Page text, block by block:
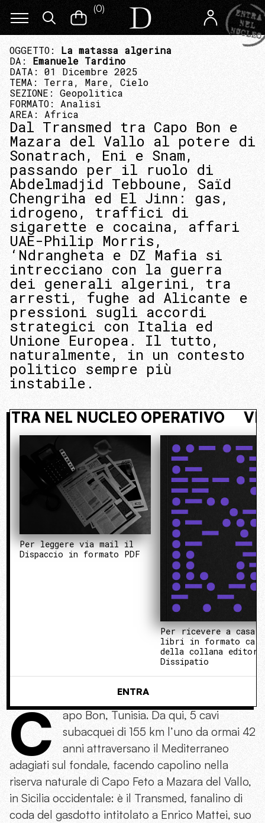
(0)
OGGETTO: La matassa algerina
DA: Emanuele Tardino
DATA: 01 Dicembre 2025
TEMA: Terra, Mare, Cielo
SEZIONE: Geopolitica
FORMATO: Analisi
AREA: Africa
Dal Transmed tra Capo Bon e
Mazara del Vallo al potere di
Sonatrach, Eni e Snam,
passando per il ruolo di
Abdelmadjid Tebboune, Saïd
Chengriha ed El Jinn: gas,
idrogeno, traffici di
sigarette e cocaina, affari
UAE-Philip Morris,
‘Ndrangheta e DZ Mafia si
intrecciano con la guerra
dei generali algerini, tra
arresti, fughe ad Alicante e
pressioni sugli accordi
strategici con Italia ed
Unione Europea. Il tutto,
naturalmente, in un contesto
politico sempre più
instabile.
ENTRA NEL NUCLEO
Per leggere via mail il
Dispaccio in formato PDF
Per ricevere a casa i
libri in formato
della collana
Dissipatio
ENTRA
C
apo Bon, Tunisia. Da qui, 5 cavi
subacquei di 155 km l’uno da ormai 42
anni attraversano il Mediterraneo
adagiati sul fondale, facendo capolino nella
riserva naturale di Capo Feto a Mazara del Vallo,
in Sicilia occidentale: è il Transmed, fanalino di
coda del gasdotto intitolato a Enrico Mattei, suo